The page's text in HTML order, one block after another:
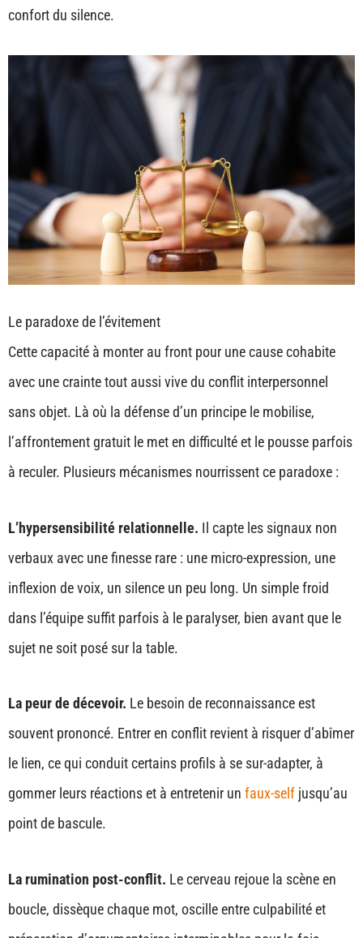
confort du silence.
Le paradoxe de l’évitement
Cette capacité à monter au front pour une cause cohabite
avec une crainte tout aussi vive du conflit interpersonnel
sans objet. Là où la défense d’un principe le mobilise,
l’affrontement gratuit le met en difficulté et le pousse parfois
à reculer. Plusieurs mécanismes nourrissent ce paradoxe :
L’hypersensibilité relationnelle. Il capte les signaux non
verbaux avec une finesse rare : une micro-expression, une
inflexion de voix, un silence un peu long. Un simple froid
dans l’équipe suffit parfois à le paralyser, bien avant que le
sujet ne soit posé sur la table.
La peur de décevoir. Le besoin de reconnaissance est
souvent prononcé. Entrer en conflit revient à risquer d’abîmer
le lien, ce qui conduit certains profils à se sur-adapter, à
gommer leurs réactions et à entretenir un faux-self jusqu’au
point de bascule.
La rumination post-conflit. Le cerveau rejoue la scène en
boucle, dissèque chaque mot, oscille entre culpabilité et